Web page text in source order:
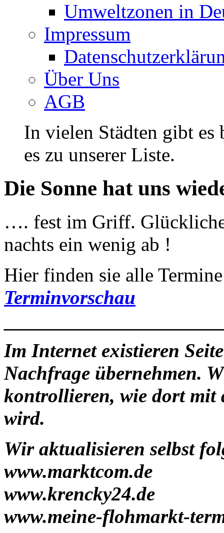
Umweltzonen in
Impressum
Über Uns
AGB
In vielen Städten gibt es
es zu unserer Liste.
Die Sonne hat uns
…. fest im Griff.
nachts ein wenig ab !
Hier finden sie alle
Terminvorschau
Im Internet existieren
Nachfrage übernehmen.
kontrollieren, wie dort mit
wird.
Wir aktualisieren selbst
www.marktcom.de
www.krencky24.de
www.meine-flohmarkt-